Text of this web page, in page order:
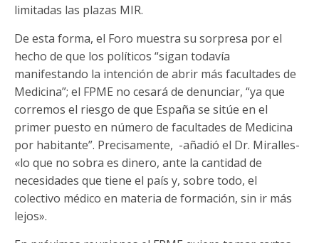
limitadas las plazas MIR.
De esta forma, el Foro muestra su sorpresa por el
hecho de que los políticos “sigan todavía
manifestando la intención de abrir más facultades de
Medicina”; el FPME no cesará de denunciar, “ya que
corremos el riesgo de que España se sitúe en el
primer puesto en número de facultades de Medicina
por habitante”. Precisamente, -añadió el Dr. Miralles-
«lo que no sobra es dinero, ante la cantidad de
necesidades que tiene el país y, sobre todo, el
colectivo médico en materia de formación, sin ir más
lejos».